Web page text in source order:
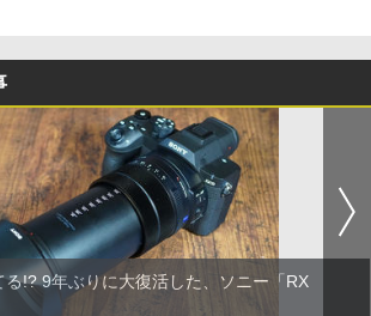
る!? 9年ぶりに大復活した、ソニー「RX